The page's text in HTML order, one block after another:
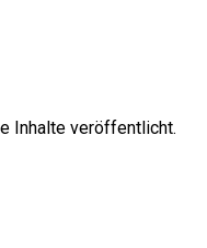
Inhalte veröffentlicht.